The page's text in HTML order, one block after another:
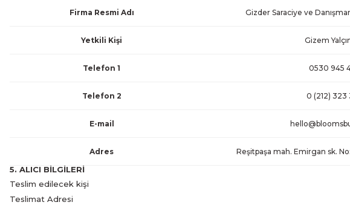
Firma Resmi Adı Gizder Saraciye ve
Yetkili Kişi Gizem
Telefon 1 0530 945
Telefon 2 0 (212) 323
E-mail
Adres Reşitpaşa mah. Emirgan sk.
5. ALICI BİLGİLERİ
Teslim edilecek kişi
Teslimat Adresi